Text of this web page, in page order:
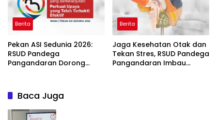
Berita
Pekan ASI Sedunia 2026:
RSUD Pandega
Pangandaran Dorong
Berita
Jaga Kesehatan Otak dan
Tekan Stres, RSUD Pandega
Pangandaran Imbau
Baca Juga